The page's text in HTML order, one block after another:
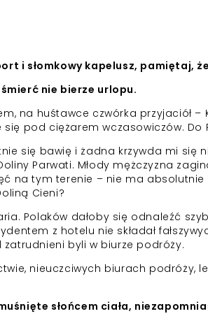
i słomkowy kapelusz, pamiętaj,
śmierć nie bierze urlopu.
na huśtawce czwórka przyjaciół –
się pod ciężarem wczasowiczów. Do
się bawię i żadna krzywda mi się
Parwati. Młody mężczyzna
na tym terenie – nie ma absolutnie
Cieni?
Polaków dałoby się odnaleźć
z hotelu nie składał
byli w biurze podróży.
nieuczciwych biurach podróży,
słońcem ciała,